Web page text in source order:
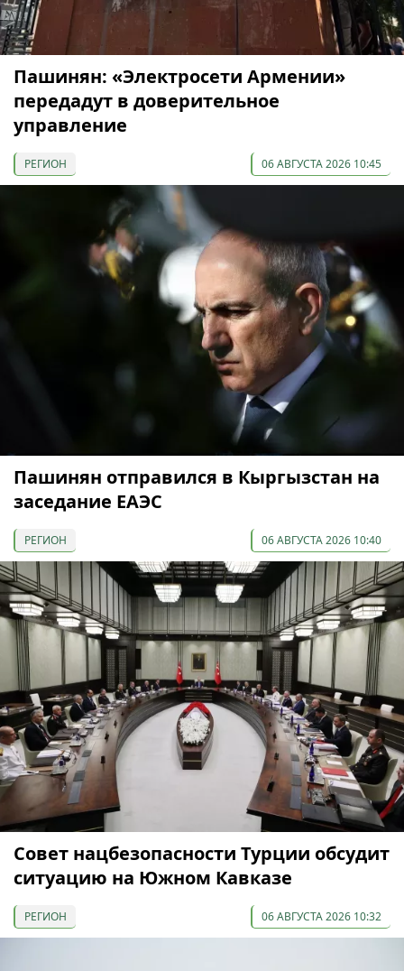
Пашинян: «Электросети Армении»
передадут в доверительное
управление
РЕГИОН 06 АВГУСТА 2026 10:45
Пашинян отправился в Кыргызстан на
заседание ЕАЭС
РЕГИОН 06 АВГУСТА 2026 10:40
Совет нацбезопасности Турции обсудит
ситуацию на Южном Кавказе
РЕГИОН 06 АВГУСТА 2026 10:32